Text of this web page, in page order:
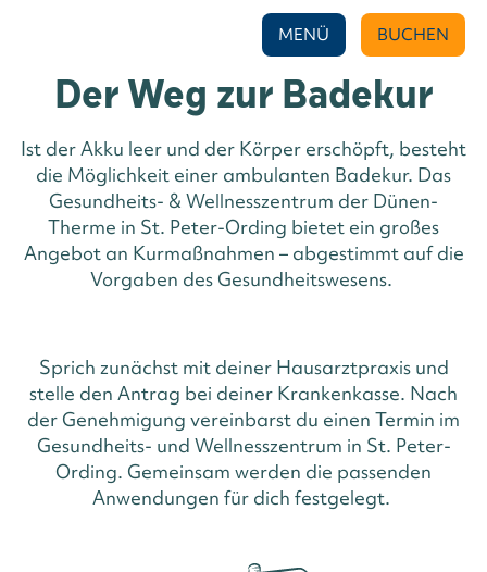
MENÜ BUCHEN
Der Weg zur Badekur
Ist der Akku leer und der Körper erschöpft, besteht
die Möglichkeit einer ambulanten Badekur. Das
Gesundheits- & Wellnesszentrum der Dünen-
Therme in St. Peter-Ording bietet ein großes
Angebot an Kurmaßnahmen – abgestimmt auf die
Vorgaben des Gesundheitswesens.
Sprich zunächst mit deiner Hausarztpraxis und
stelle den Antrag bei deiner Krankenkasse. Nach
der Genehmigung vereinbarst du einen Termin im
Gesundheits- und Wellnesszentrum in St. Peter-
Ording. Gemeinsam werden die passenden
Anwendungen für dich festgelegt.